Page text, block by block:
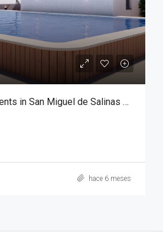
🌴 Luxury Apartments in San Miguel de Salinas – From €125,000
hace 6 meses